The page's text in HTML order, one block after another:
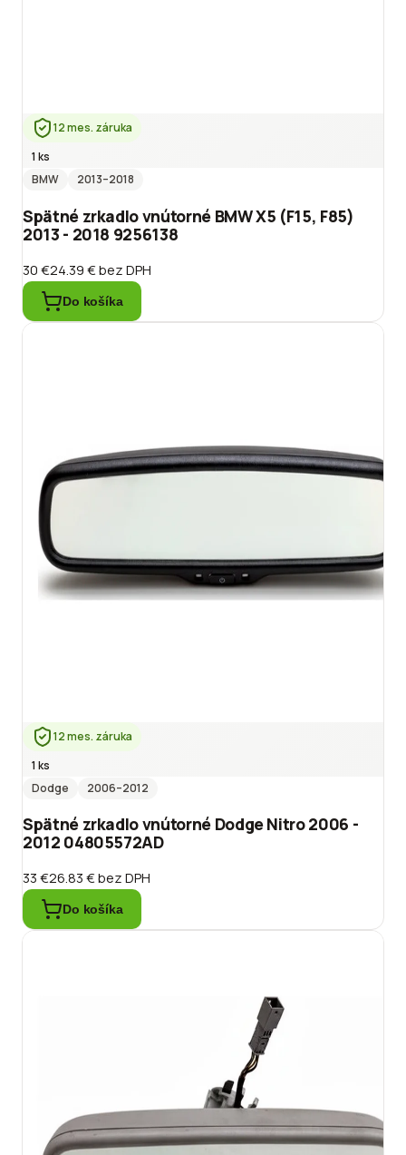
12 mes. záruka
1 ks
BMW
2013–2018
Spätné zrkadlo vnútorné BMW X5 (F15, F85)
2013 - 2018 9256138
30 €24.39 €bez DPH
Do košíka
12 mes. záruka
1 ks
Dodge
2006–2012
Spätné zrkadlo vnútorné Dodge Nitro 2006 -
2012 04805572AD
33 €26.83 €bez DPH
Do košíka